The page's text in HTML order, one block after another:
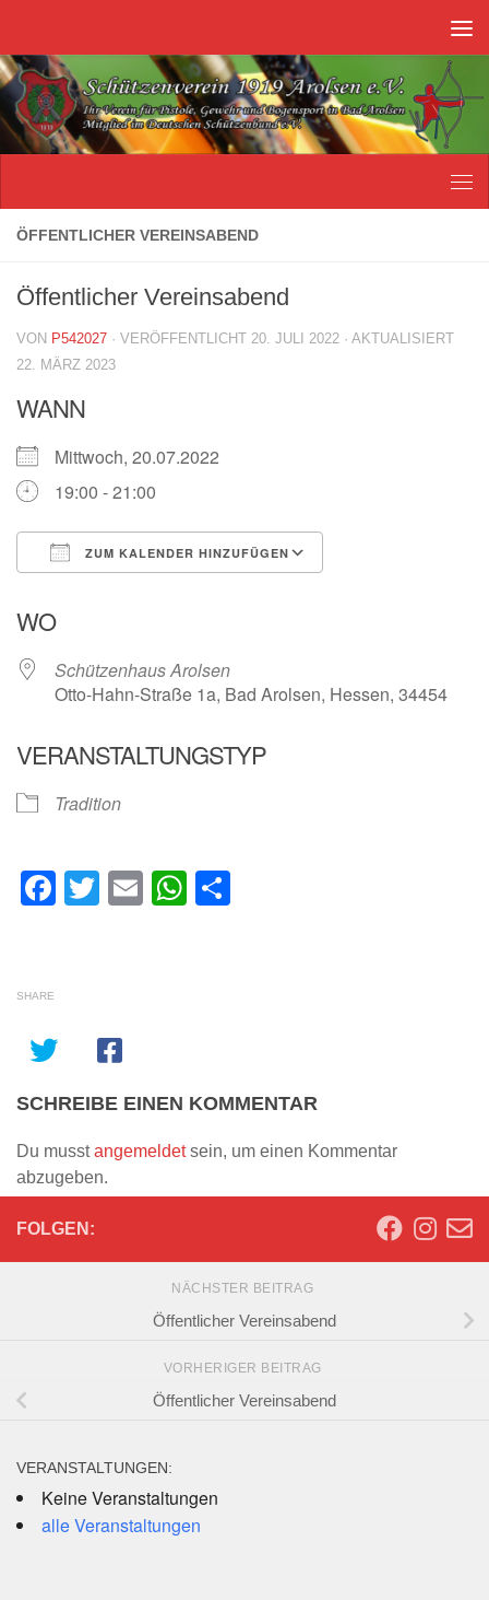
ÖFFENTLICHER VEREINSABEND
Öffentlicher Vereinsabend
VON P542027 · VERÖFFENTLICHT 20. JULI 2022 · AKTUALISIERT
22. MÄRZ 2023
WANN
Mittwoch, 20.07.2022
19:00 - 21:00
ZUM KALENDER HINZUFÜGEN
WO
Schützenhaus Arolsen
Otto-Hahn-Straße 1a, Bad Arolsen, Hessen, 34454
VERANSTALTUNGSTYP
Tradition
Facebook
Twitter
EmailWhatsApp
SHARE
SCHREIBE EINEN KOMMENTAR
Du musstangemeldetsein, um einen Kommentar
abzugeben.
FOLGEN:
NÄCHSTER BEITRAG
Öffentlicher Vereinsabend
VORHERIGER BEITRAG
Öffentlicher Vereinsabend
VERANSTALTUNGEN:
Keine Veranstaltungen
alle Veranstaltungen